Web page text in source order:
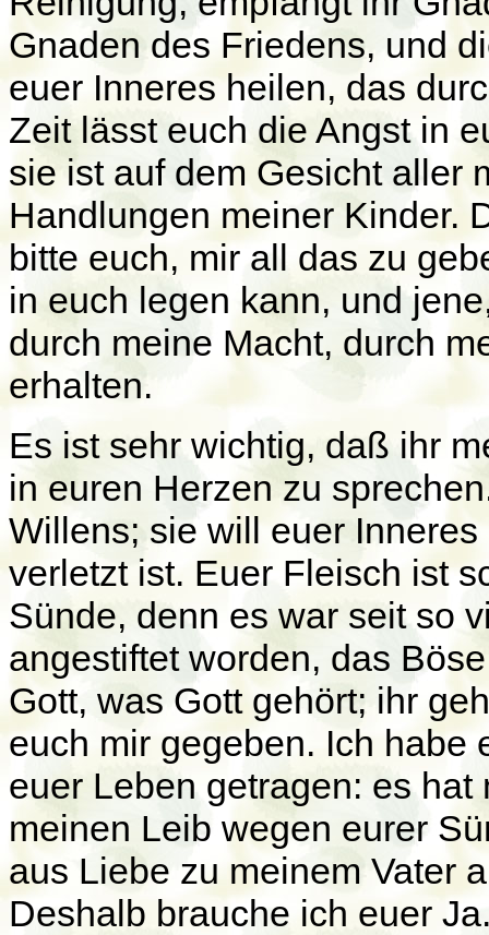
Gnaden des Friedens, und
euer Inneres heilen, das
Zeit lässt euch die Angst in
sie ist auf dem Gesicht aller
Handlungen meiner Kinder.
bitte euch, mir all das zu
in euch legen kann, und
durch meine Macht, durch
erhalten.
Es ist sehr wichtig, daß ihr
in euren Herzen zu
Willens; sie will euer
verletzt ist. Euer Fleisch ist
Sünde, denn es war seit so
angestiftet worden, das
Gott, was Gott gehört; ihr
euch mir gegeben. Ich habe
euer Leben getragen: es
meinen Leib wegen eurer
aus Liebe zu meinem Vater
Deshalb brauche ich euer